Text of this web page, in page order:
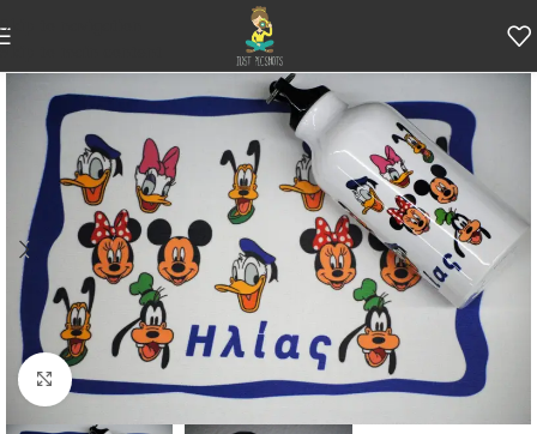
Skip to navigation
Skip to main content
Κάντε κλικ για μεγέθυνση